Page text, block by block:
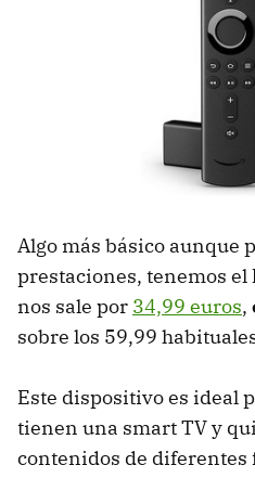
Algo más básico aunque
prestaciones, tenemos el
nos sale por 34,99 euros,
sobre los 59,99
Este dispositivo es ideal
tienen una smart TV y
contenidos de diferentes